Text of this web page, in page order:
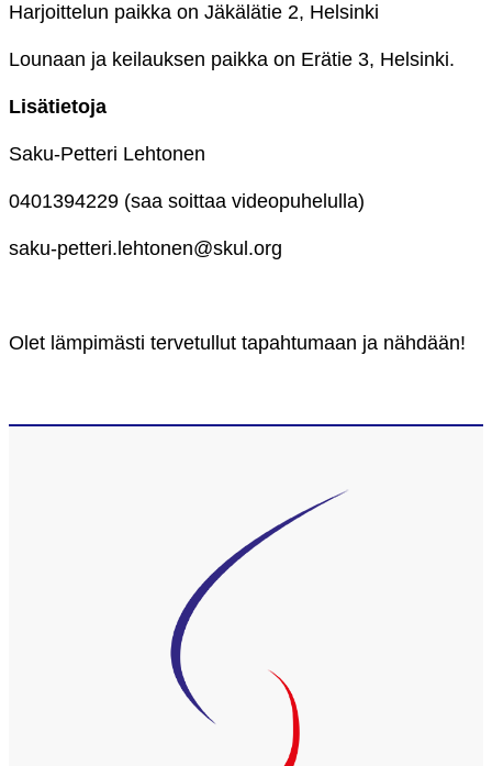
Harjoittelun paikka on Jäkälätie 2, Helsinki
Lounaan ja kei lauksen paikka on Erätie 3, Helsinki.
Lisätietoja
Saku-Petteri Lehtonen
0401394229 (saa soittaa videopuhelulla)
saku-petteri.lehtonen@skul.org
Olet lämpimästi tervetullut tapahtumaan ja nähdään!